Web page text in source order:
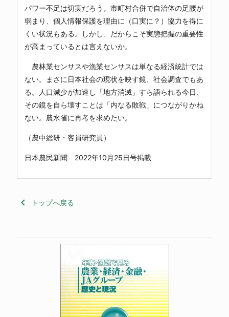
パワー不足は切実だろう。市町村合併で自治体の足腰が
弱まり、個人情報保護を理由に（口実に？）協力を得に
くい状況もある。しかし、だからこそ実態把握の重要性
が高まっているとは言えないか。
農林業センサスや漁業センサスは単なる経済統計では
ない。まさに日本社会の現状を映す鏡、社会調査でもあ
る。人口減少が加速し「地方消滅」すら語られる今日、
その鏡を自ら壊すことは「内なる敗戦」につながりかね
ない。農水省に再考を求めたい。
（農中総研・客員研究員）
日本農民新聞 2022年10月25日号掲載
keyboard_arrow_left トップへ戻る